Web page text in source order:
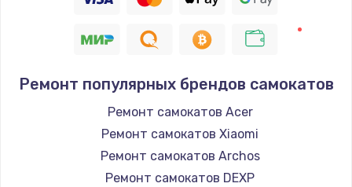
Ремонт популярных брендов самокатов
Ремонт самокатов Acer
Ремонт самокатов Xiaomi
Ремонт самокатов Archos
Ремонт самокатов DEXP